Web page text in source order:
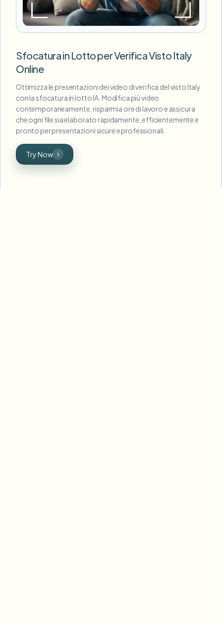
Sfocatura in Lotto per Verifica Visto Italy
Online
Ottimizza le presentazioni dei video di verifica del visto Italy
con la sfocatura in lotto IA. Modifica più video
contemporaneamente, risparmia ore di lavoro e assicura
che ogni file sia elaborato rapidamente, efficientemente e
pronto per presentazioni sicure e professionali.
Try Now